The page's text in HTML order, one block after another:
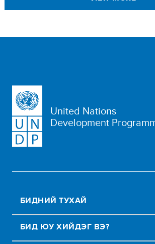
United Nations
Development
БИДНИЙ ТУХАЙ
БИД ЮУ ХИЙДЭГ ВЭ?